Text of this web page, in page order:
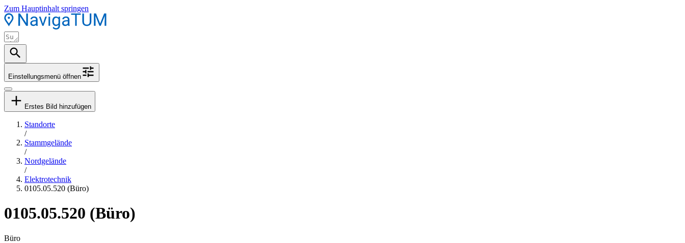
Zum Hauptinhalt springen
Einstellungsmenü öffnen
Erstes Bild hinzufügen
Standorte
/
Stammgelände
/
Nordgelände
/
Elektrotechnik
0105.05.520 (Büro)
0105.05.520 (Büro)
Büro